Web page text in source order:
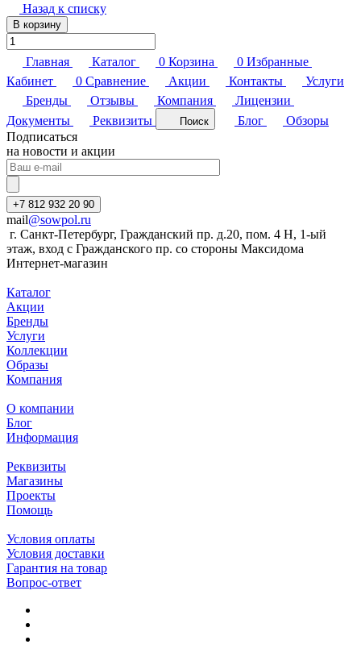
Назад к списку
В корзину
Главная Каталог 0 Корзина 0 Избранные
Кабинет
0 Сравнение Акции Контакты
Услуги
Бренды
Отзывы Компания
Лицензии
Документы
Реквизиты Поиск Блог
Обзоры
Подписаться
на новости и акции
+7 812 932 20 90
mail@sowpol.ru
г. Санкт-Петербург, Гражданский пр. д.20, пом. 4 Н, 1-ый
этаж, вход с Гражданского пр. со стороны Максидома
Интернет-магазин
Каталог
Акции
Бренды
Услуги
Коллекции
Образы
Компания
О компании
Блог
Информация
Реквизиты
Магазины
Проекты
Помощь
Условия оплаты
Условия доставки
Гарантия на товар
Вопрос-ответ